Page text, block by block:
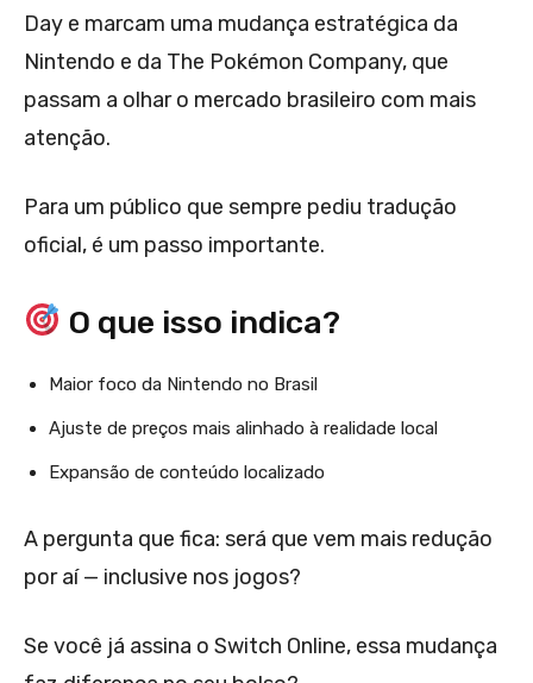
Day e marcam uma mudança estratégica da
Nintendo e da The Pokémon Company, que
passam a olhar o mercado brasileiro com mais
atenção.
Para um público que sempre pediu tradução
oficial, é um passo importante.
O que isso indica?
Maior foco da Nintendo no Brasil
Ajuste de preços mais alinhado à realidade local
Expansão de conteúdo localizado
A pergunta que fica: será que vem mais redução
por aí — inclusive nos jogos?
Se você já assina o Switch Online, essa mudança